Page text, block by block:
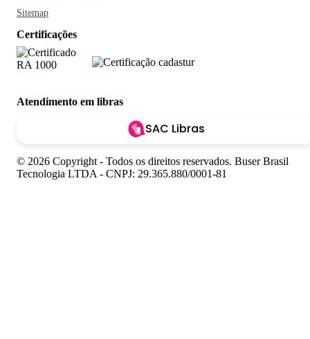
Sitemap
Certificações
Atendimento em libras
SAC Libras
© 2026 Copyright - Todos os direitos reservados. Buser Brasil
Tecnologia LTDA - CNPJ: 29.365.880/0001-81